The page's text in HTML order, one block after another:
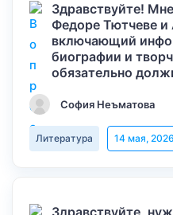
Здравствуйте!
Федоре Тютчеве
включающий
биографии и
обязательно
София Неъматова
Литература 14 мая, 2026
Здравствуйте,